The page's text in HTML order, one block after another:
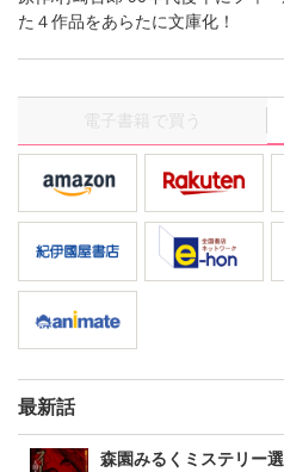
た４作品をあらたに文庫化！
電子書籍で買う
最新話
森園みるくミステリー